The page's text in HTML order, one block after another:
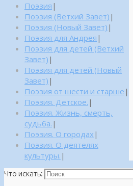
Что искать:
Поэзия |
Поэзия (Ветхий Завет) |
Поэзия (Новый Завет) |
Поэзия для Андрея |
Поэзия для детей (Ветхий
Завет) |
Поэзия для детей (Новый
Завет) |
Поэзия от шести и старше |
Поэзия. Детское. |
Поэзия. Жизнь, смерть,
судьба. |
Поэзия. О городах |
Поэзия. О деятелях
культуры. |